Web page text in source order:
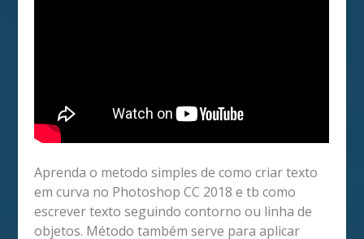
Aprenda o metodo simples de como criar texto
em curva no Photoshop CC 2018 e tb como
escrever texto seguindo contorno ou linha de
objetos. Método também serve para aplicar